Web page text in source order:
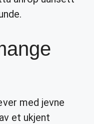
med jevne
et ukjent